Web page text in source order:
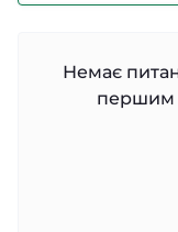
Немає
першим